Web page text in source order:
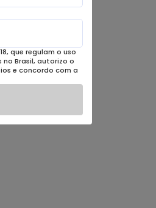
que regulam o uso
Brasil, autorizo o
e concordo com a